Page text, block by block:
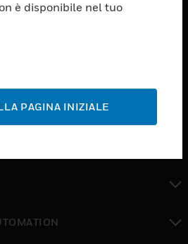
è disponibile nel tuo
PAGINA INIZIALE